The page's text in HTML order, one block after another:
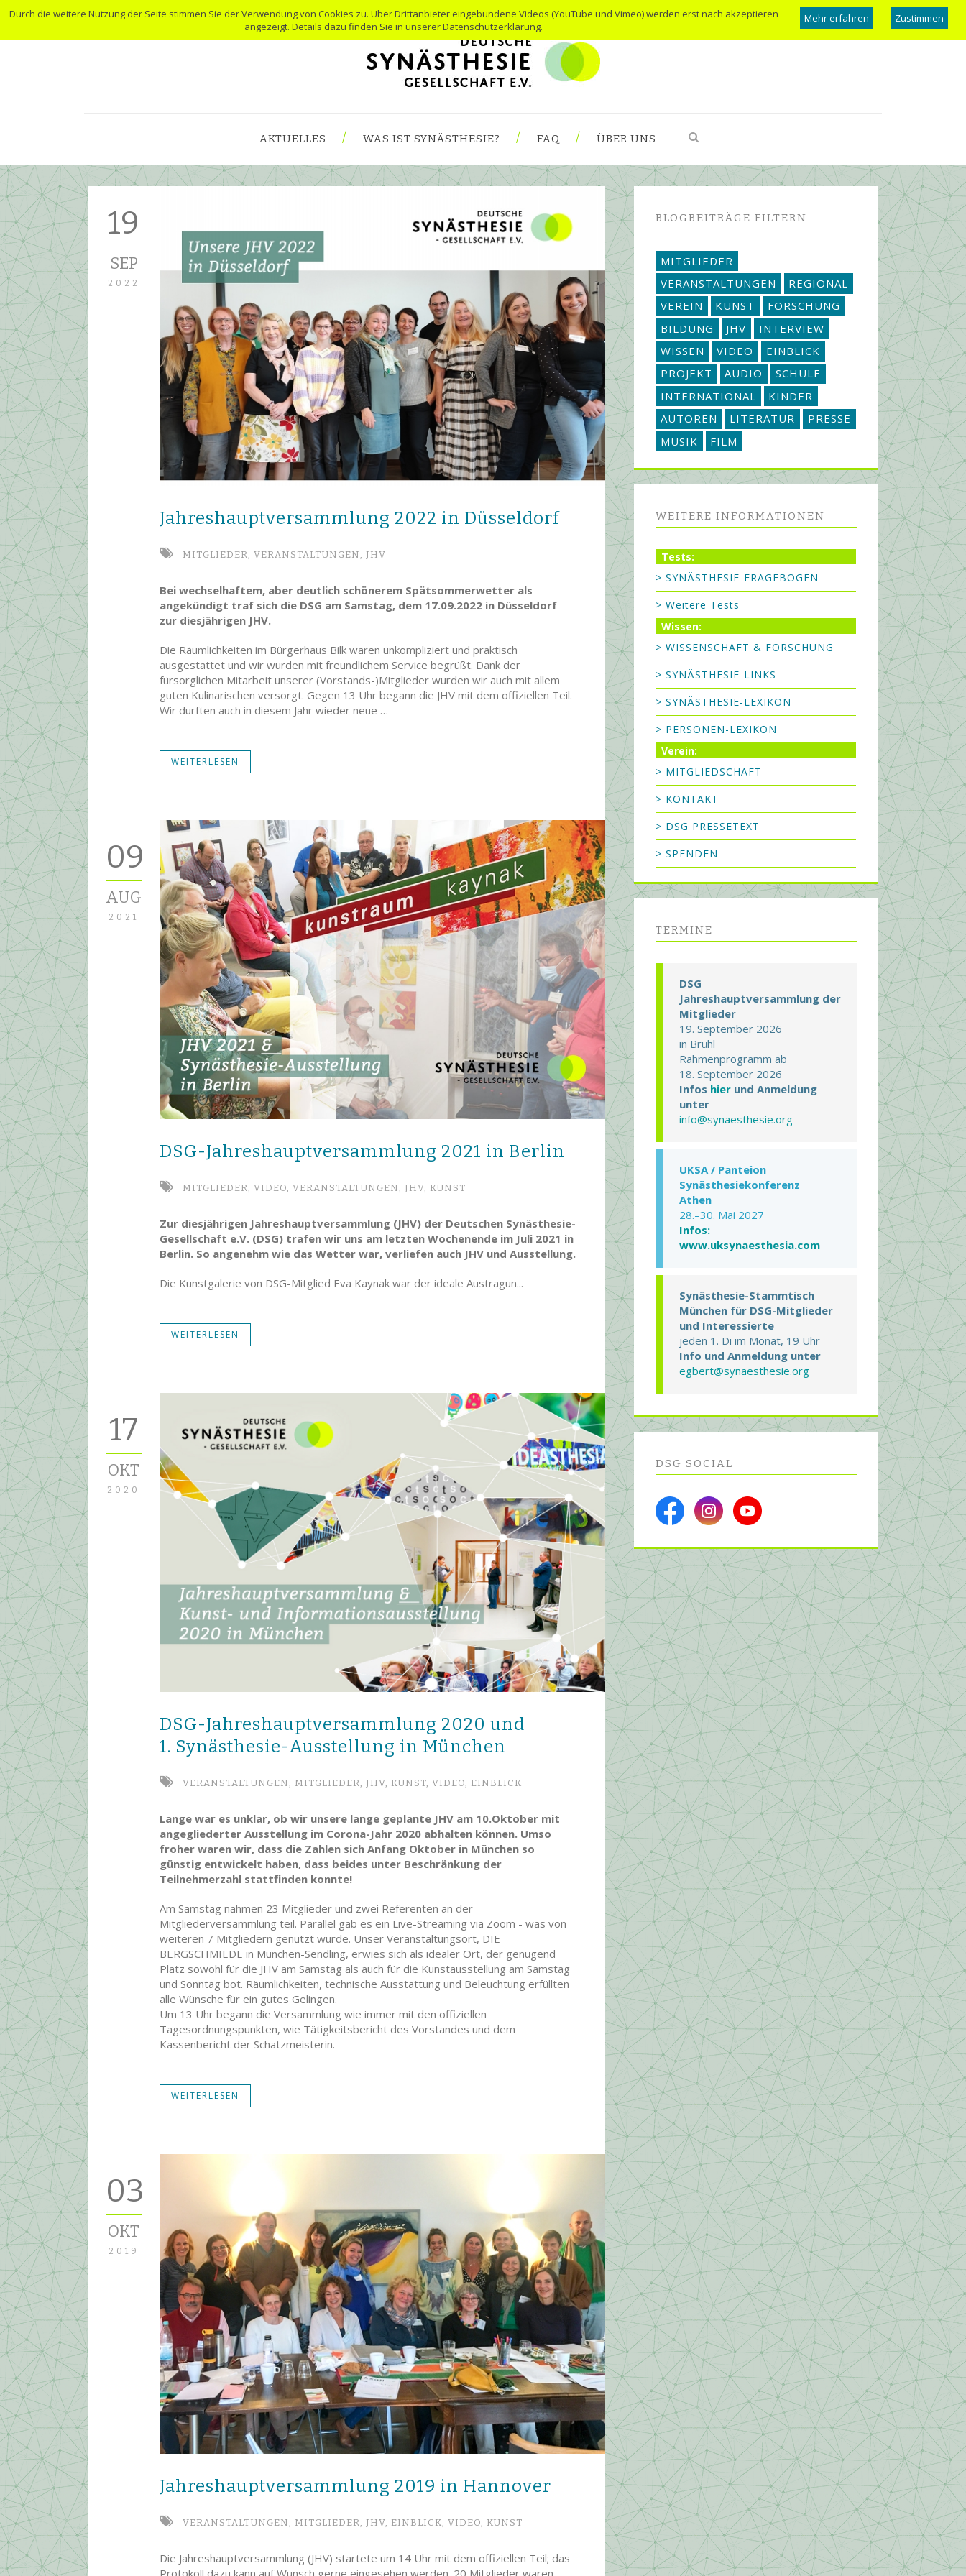
AKTUELLES WAS IST SYNÄSTHESIE? FAQ ÜBER UNS
19
SEP
2022
Jahres­haupt­ver­samm­lung 2022 in Düsseldorf
MITGLIEDER, VERANSTALTUNGEN, JHV
Bei wechselhaftem, aber deutlich schönerem Spätsommerwetter als
angekündigt traf sich die DSG am Samstag, dem 17.09.2022 in Düsseldorf
zur diesjährigen JHV.
Die Räumlichkeiten im Bürgerhaus Bilk waren unkompliziert und praktisch
ausgestattet und wir wurden mit freundlichem Service begrüßt. Dank der
fürsorglichen Mitarbeit unserer (Vorstands-)Mitglieder wurden wir auch mit allem
guten Kulinarischen versorgt. Gegen 13 Uhr begann die JHV mit dem offiziellen Teil.
Wir durften auch in diesem Jahr wieder neue …
WEITERLESEN
09
AUG
2021
DSG-Jahreshaupt­ver­sammlung 2021 in Berlin
MITGLIEDER, VIDEO, VERANSTALTUNGEN, JHV, KUNST
Zur diesjährigen Jahreshauptversammlung (JHV) der Deutschen Synästhesie-
Gesellschaft e.V. (DSG) trafen wir uns am letzten Wochenende im Juli 2021 in
Berlin. So angenehm wie das Wetter war, verliefen auch JHV und Ausstellung.
Die Kunstgalerie von DSG-Mitglied Eva Kaynak war der ideale Austragun...
WEITERLESEN
17
OKT
2020
DSG-Jahreshaupt­ver­sammlung 2020 und
1. Synästhesie-­Ausstellung in München
VERANSTALTUNGEN, MITGLIEDER, JHV, KUNST, VIDEO, EINBLICK
Lange war es unklar, ob wir unsere lange geplante JHV am 10.Oktober mit
angegliederter Ausstellung im Corona-Jahr 2020 abhalten können. Umso
froher waren wir, dass die Zahlen sich Anfang Oktober in München so
günstig entwickelt haben, dass beides unter Beschränkung der
Teilnehmerzahl stattfinden konnte!
Am Samstag nahmen 23 Mitglieder und zwei Referenten an der
Mitgliederversammlung teil. Parallel gab es ein Live-Streaming via Zoom - was von
weiteren 7 Mitgliedern genutzt wurde. Unser Veranstaltungsort, DIE
BERGSCHMIEDE in München-Sendling, erwies sich als idealer Ort, der genügend
Platz sowohl für die JHV am Samstag als auch für die Kunstausstellung am Samstag
und Sonntag bot. Räumlichkeiten, technische Ausstattung und Beleuchtung erfüllten
alle Wünsche für ein gutes Gelingen.
Um 13 Uhr begann die Versammlung wie immer mit den offiziellen
Tagesordnungspunkten, wie Tätigkeitsbericht des Vorstandes und dem
Kassenbericht der Schatzmeisterin.
WEITERLESEN
03
OKT
2019
Jahres­haupt­ver­samm­lung 2019 in Hannover
VERANSTALTUNGEN, MITGLIEDER, JHV, EINBLICK, VIDEO, KUNST
Die Jahreshauptversammlung (JHV) startete um 14 Uhr mit dem offiziellen Teil; das
Protokoll dazu kann auf Wunsch gerne eingesehen werden. 20 Mitglieder waren
BLOGBEITRÄGE FILTERN
MITGLIEDER
VERANSTALTUNGEN
REGIONAL
VEREIN
KUNST
FORSCHUNG
BILDUNG
JHV
INTERVIEW
WISSEN
VIDEO
EINBLICK
PROJEKT
AUDIO
SCHULE
INTERNATIONAL
KINDER
AUTOREN
LITERATUR
PRESSE
MUSIK
FILM
WEITERE INFORMATIONEN
Tests:
> SYNÄSTHESIE-FRAGEBOGEN
> Weitere Tests
Wissen:
> WISSENSCHAFT & FORSCHUNG
> SYNÄSTHESIE-LINKS
> SYNÄSTHESIE-LEXIKON
> PERSONEN-LEXIKON
Verein:
> MITGLIEDSCHAFT
> KONTAKT
> DSG PRESSETEXT
> SPENDEN
TERMINE
DSG
Jahreshauptversammlung der
Mitglieder
19. September 2026
in Brühl
Rahmenprogramm ab
18. September 2026
Infos hier und Anmeldung
unter
info@synaesthesie.org
UKSA / Panteion
Synästhesiekonferenz
Athen
28.–30. Mai 2027
Infos:
www.uksynaesthesia.com
Synästhesie-Stammtisch
München für DSG-Mitglieder
und Interessierte
jeden 1. Di im Monat, 19 Uhr
Info und Anmeldung unter
egbert@synaesthesie.org
DSG SOCIAL
Durch die weitere Nutzung der Seite stimmen Sie der Verwendung von Cookies zu. Über Drittanbieter eingebundene Videos (YouTube und Vimeo) werden erst nach akzeptieren
angezeigt. Details dazu finden Sie in unserer Datenschutzerklärung.
Mehr erfahren Zustimmen